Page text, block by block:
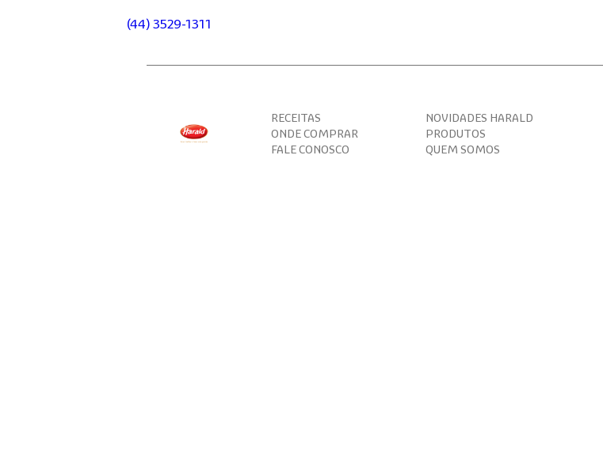
(44) 3529-1311
RECEITAS
NOVIDADES HARALD
ONDE COMPRAR
PRODUTOS
FALE CONOSCO
QUEM SOMOS